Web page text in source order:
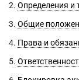
2. Определения и
3. Общие
4. Права и
5.